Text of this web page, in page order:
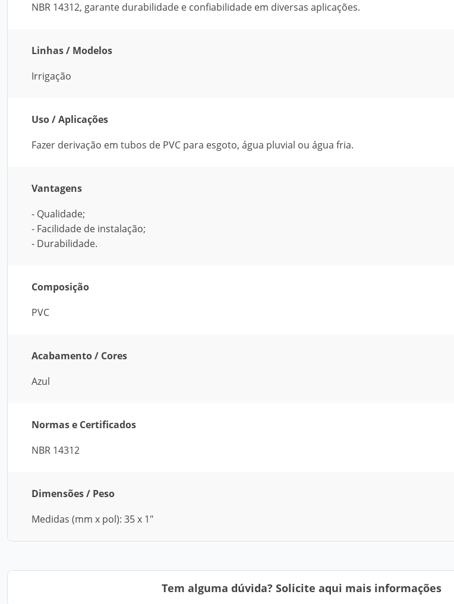
NBR 14312, garante durabilidade e confiabilidade em diversas aplicações.
Linhas / Modelos
Irrigação
Uso / Aplicações
Fazer derivação em tubos de PVC para esgoto, água pluvial ou água fria.
Vantagens
- Qualidade;
- Facilidade de instalação;
- Durabilidade.
Composição
PVC
Acabamento / Cores
Azul
Normas e Certificados
NBR 14312
Dimensões / Peso
Medidas (mm x pol): 35 x 1"
Tem alguma dúvida? Solicite aqui mais informações